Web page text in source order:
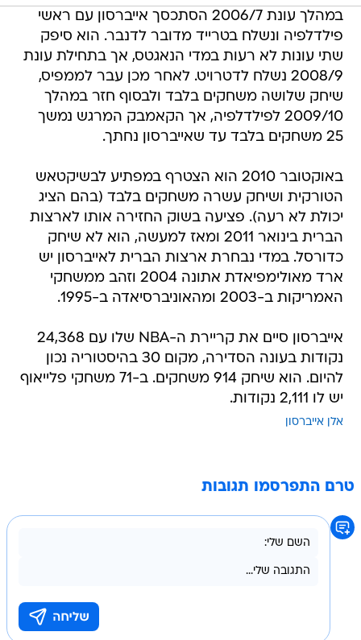
במהלך עונת 2006/7 הסתכסך אייברסון עם ראשי
פילדלפיה ונשלח בטרייד מדובר לדנבר. הוא סיפק
שתי עונות לא רעות במדי הנאגטס, אך בתחילת עונת
2008/9 נשלח לדטרויט. לאחר מכן עבר לממפיס,
שיחק שלושה משחקים בלבד ולבסוף חזר במהלך
2009/10 לפילדלפיה, אך הקאמבק המרגש נמשך
25 משחקים בלבד עד שאייברסון נחתך.
באוקטובר 2010 הוא הצטרף במפתיע לבשיקטאש
הטורקית ושיחק עשרה משחקים בלבד (בהם הציג
יכולת לא רעה). פציעה בשוק החזירה אותו לארצות
הברית בינואר 2011 ומאז למעשה, הוא לא שיחק
כדורסל. במדי נבחרת ארצות הברית לאייברסון יש
ארד מאולימפיאדת אתונה 2004 וזהב ממשחקי
האמריקות ב-2003 ומהאוניברסיאדה ב-1995.
אייברסון סיים את קריירת ה-NBA שלו עם 24,368
נקודות בעונה הסדירה, מקום 30 בהיסטוריה נכון
להיום. הוא שיחק 914 משחקים. ב-71 משחקי פלייאוף
יש לו 2,111 נקודות.
אלן אייברסון
טרם התפרסמו תגובות